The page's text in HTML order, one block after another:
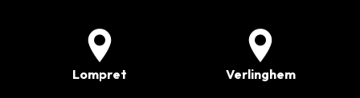
Lompret Verlinghem